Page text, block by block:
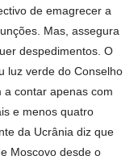
de emagrecer a
Mas, assegura
despedimentos. O
luz verde do Conselho
a contar apenas com
e menos quatro
da Ucrânia diz que
Moscovo desde o